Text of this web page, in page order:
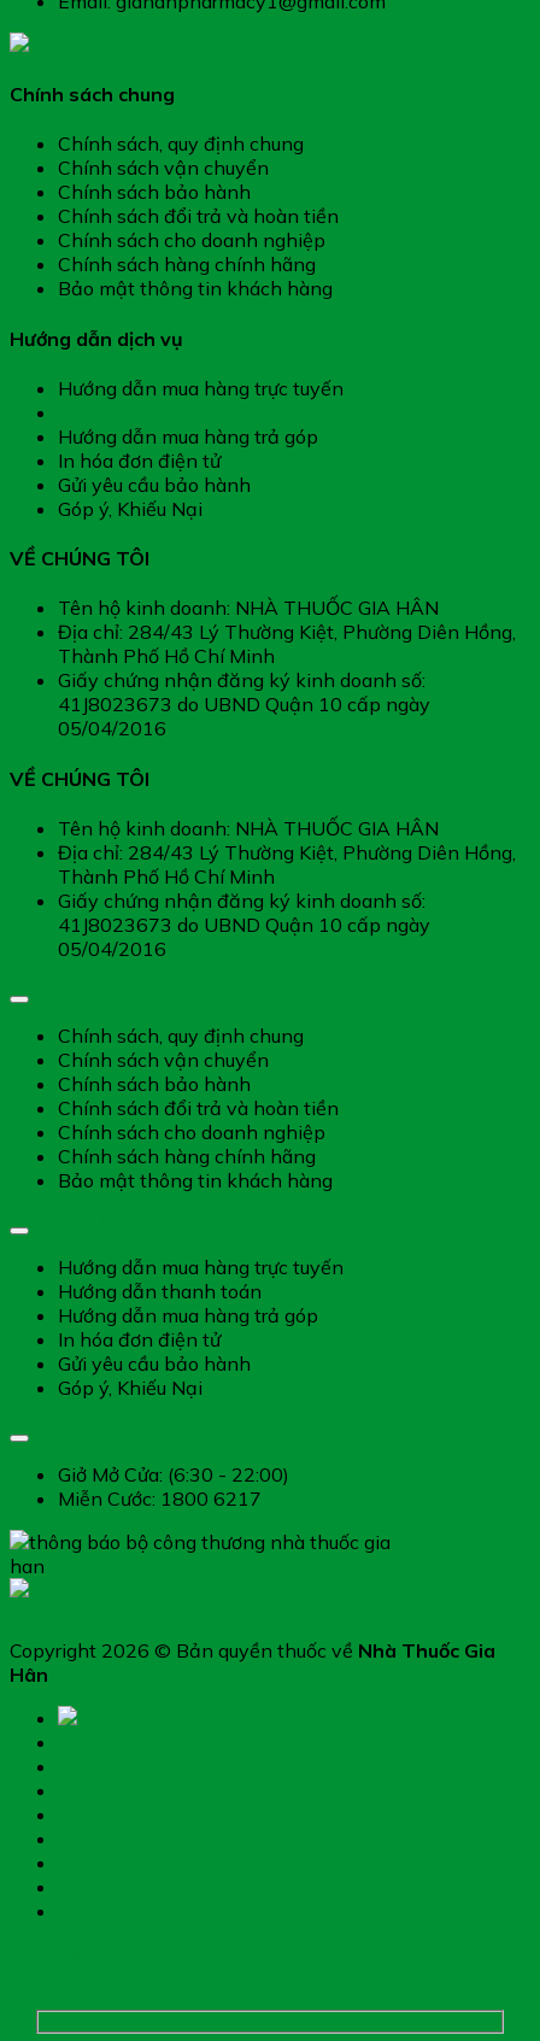
Chính sách chung
Chính sách, quy định chung
Chính sách vận chuyển
Chính sách bảo hành
Chính sách đổi trả và hoàn tiền
Chính sách cho doanh nghiệp
Chính sách hàng chính hãng
Bảo mật thông tin khách hàng
Hướng dẫn dịch vụ
Hướng dẫn mua hàng trực tuyến
Hướng dẫn mua hàng trả góp
In hóa đơn điện tử
Gửi yêu cầu bảo hành
Góp ý, Khiếu Nại
VỀ CHÚNG TÔI
Tên hộ kinh doanh: NHÀ THUỐC GIA HÂN
Địa chỉ: 284/43 Lý Thường Kiệt, Phường Diên Hồng,
Thành Phố Hồ Chí Minh
Giấy chứng nhận đăng ký kinh doanh số:
41J8023673 do UBND Quận 10 cấp ngày
05/04/2016
VỀ CHÚNG TÔI
Tên hộ kinh doanh: NHÀ THUỐC GIA HÂN
Địa chỉ: 284/43 Lý Thường Kiệt, Phường Diên Hồng,
Thành Phố Hồ Chí Minh
Giấy chứng nhận đăng ký kinh doanh số:
41J8023673 do UBND Quận 10 cấp ngày
05/04/2016
Chính sách, quy định chung
Chính sách vận chuyển
Chính sách bảo hành
Chính sách đổi trả và hoàn tiền
Chính sách cho doanh nghiệp
Chính sách hàng chính hãng
Bảo mật thông tin khách hàng
Hướng dẫn mua hàng trực tuyến
Hướng dẫn thanh toán
Hướng dẫn mua hàng trả góp
In hóa đơn điện tử
Gửi yêu cầu bảo hành
Góp ý, Khiếu Nại
Giở Mở Cửa: (6:30 - 22:00)
Miễn Cước: 1800 6217
Copyright 2026 © Bản quyền thuốc về Nhà Thuốc Gia
Hân